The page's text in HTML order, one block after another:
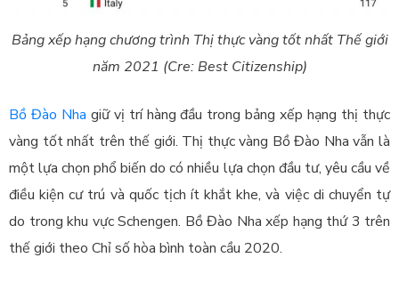
Bảng xếp hạng chương trình Thị thực vàng tốt nhất Thế giới
năm 2021 (Cre: Best Citizenship)
Bồ Đào Nha giữ vị trí hàng đầu trong bảng xếp hạng thị thực
vàng tốt nhất trên thế giới. Thị thực vàng Bồ Đào Nha vẫn là
một lựa chọn phổ biến do có nhiều lựa chọn đầu tư, yêu cầu về
điều kiện cư trú và quốc tịch ít khắt khe, và việc di chuyển tự
do trong khu vực Schengen. Bồ Đào Nha xếp hạng thứ 3 trên
thế giới theo Chỉ số hòa bình toàn cầu 2020.